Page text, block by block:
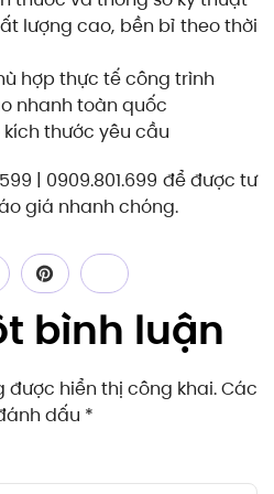
lượng cao, bền bỉ theo thời
hợp thực tế công trình
nhanh toàn quốc
thước yêu cầu
| 0909.801.699 để được tư
giá nhanh chóng.
bình luận
được hiển thị công khai. Các
dấu *